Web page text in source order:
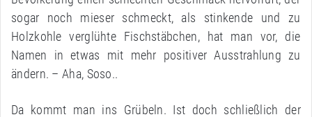
sogar noch mieser schmeckt, als stinkende und zu
Holzkohle verglühte Fischstäbchen, hat man vor, die
Namen in etwas mit mehr positiver Ausstrahlung zu
ändern. – Aha, Soso..
Da kommt man ins Grübeln. Ist doch schließlich der